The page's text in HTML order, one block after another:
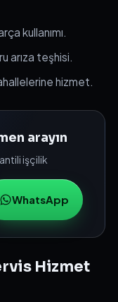
kullanımı.
arıza teşhisi.
hizmet.
arayın
işçilik
WhatsApp
Hizmet